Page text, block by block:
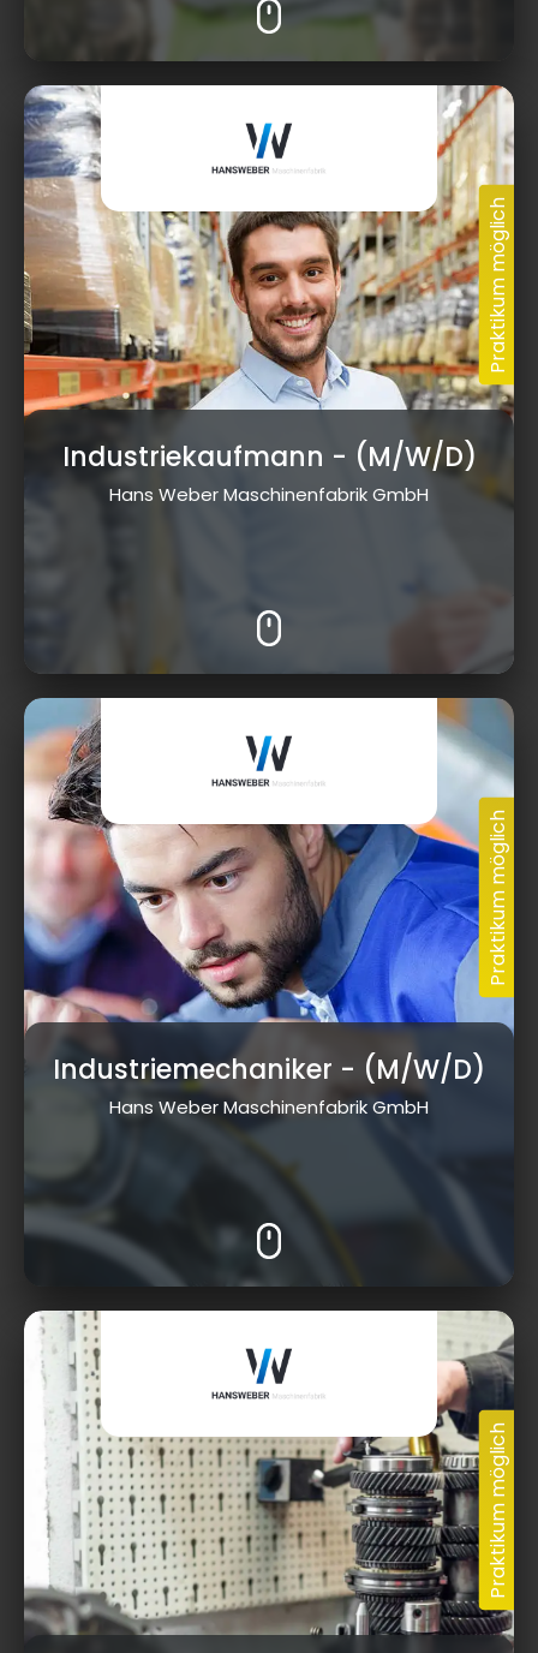
Industriekaufmann - (M/W/D)
Hans Weber Maschinenfabrik GmbH
Industriemechaniker - (M/W/D)
Hans Weber Maschinenfabrik GmbH